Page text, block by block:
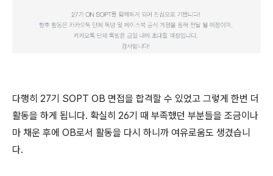
다행히 27기 SOPT OB 면접을 합격할 수 있었고 그렇게 한번 더
활동을 하게 됩니다. 확실히 26기 때 부족했던 부분들을 조금이나
마 채운 후에 OB로서 활동을 다시 하니까 여유로움도 생겼습니
다.